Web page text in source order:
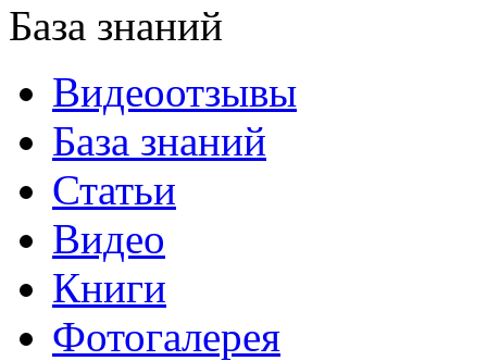
База знаний
Видеоотзывы
База знаний
Статьи
Видео
Книги
Фотогалерея